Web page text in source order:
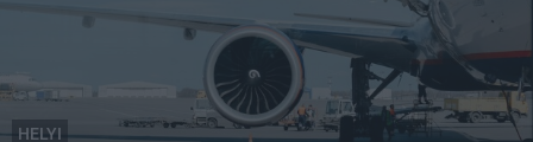
HELYI